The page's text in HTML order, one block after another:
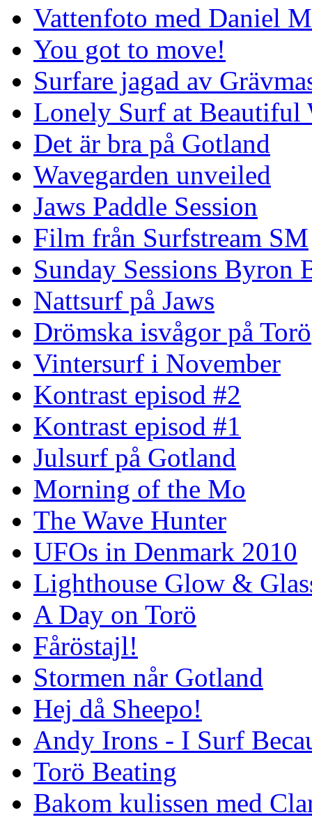
Vattenfoto med Daniel
You got to move!
Surfare jagad av
Lonely Surf at Beautiful
Det är bra på Gotland
Wavegarden unveiled
Jaws Paddle Session
Film från Surfstream SM
Sunday Sessions Byron
Nattsurf på Jaws
Drömska isvågor på Torö
Vintersurf i November
Kontrast episod #2
Kontrast episod #1
Julsurf på Gotland
Morning of the Mo
The Wave Hunter
UFOs in Denmark 2010
Lighthouse Glow &
A Day on Torö
Fåröstajl!
Stormen når Gotland
Hej då Sheepo!
Andy Irons - I Surf
Torö Beating
Bakom kulissen med